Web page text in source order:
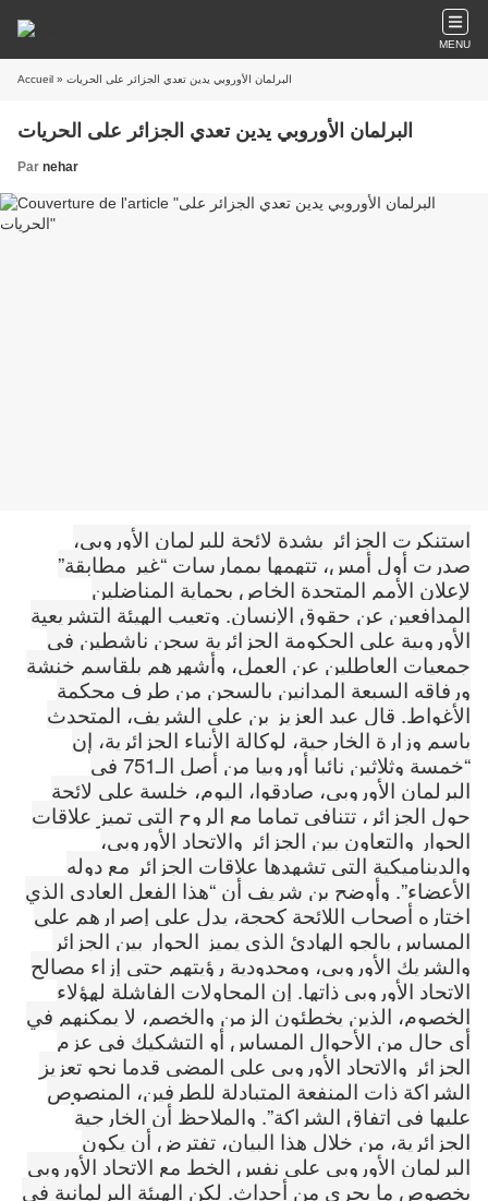
MENU
Accueil » البرلمان الأوروبي يدين تعدي الجزائر على الحريات
البرلمان الأوروبي يدين تعدي الجزائر على الحريات
Par nehar
استنكرت الجزائر بشدة لائحة للبرلمان الأوروبي،
صدرت أول أمس، تتهمها بممارسات “غير مطابقة”
لإعلان الأمم المتحدة الخاص بحماية المناضلين
المدافعين عن حقوق الإنسان. وتعيب الهيئة التشريعية
الأوروبية على الحكومة الجزائرية سجن ناشطين في
جمعيات العاطلين عن العمل، وأشهرهم بلقاسم خنشة
ورفاقه السبعة المدانين بالسجن من طرف محكمة
الأغواط. قال عبد العزيز بن علي الشريف، المتحدث
باسم وزارة الخارجية، لوكالة الأنباء الجزائرية، إن
“خمسة وثلاثين نائبا أوروبيا من أصل الـ751 في
البرلمان الأوروبي، صادقوا، اليوم، خلسة على لائحة
حول الجزائر، تتنافى تماما مع الروح التي تميز علاقات
الحوار والتعاون بين الجزائر والاتحاد الأوروبي،
والديناميكية التي تشهدها علاقات الجزائر مع دوله
الأعضاء”. وأوضح بن شريف أن “هذا الفعل العادي الذي
اختاره أصحاب اللائحة كحجة، يدل على إصرارهم على
المساس بالجو الهادئ الذي يميز الحوار بين الجزائر
والشريك الأوروبي، ومحدودية رؤيتهم حتى إزاء مصالح
الاتحاد الأوروبي ذاتها. إن المحاولات الفاشلة لهؤلاء
الخصوم، الذين يخطئون الزمن والخصم، لا يمكنهم في
أي حال من الأحوال المساس أو التشكيك في عزم
الجزائر والاتحاد الأوروبي على المضي قدما نحو تعزيز
الشراكة ذات المنفعة المتبادلة للطرفين، المنصوص
عليها في اتفاق الشراكة”. والملاحظ أن الخارجية
الجزائرية، من خلال هذا البيان، تفترض أن يكون
البرلمان الأوروبي على نفس الخط مع الاتحاد الأوروبي
بخصوص ما يجري من أحداث. لكن الهيئة البرلمانية في